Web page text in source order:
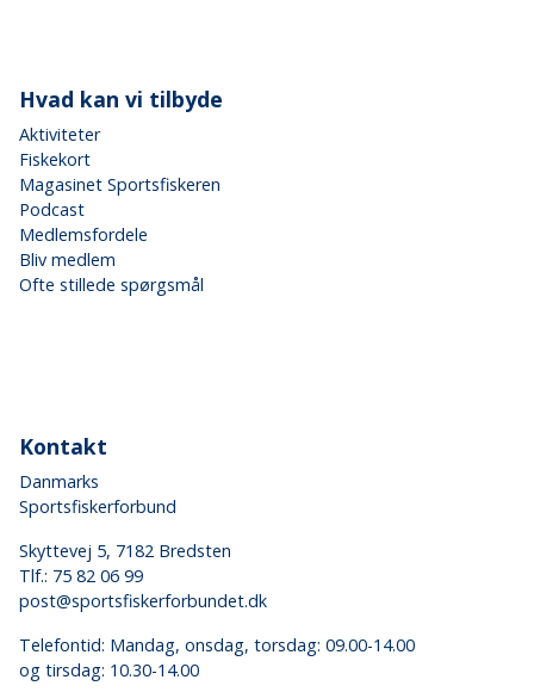
Hvad kan vi tilbyde
Aktiviteter
Fiskekort
Magasinet Sportsfiskeren
Podcast
Medlemsfordele
Bliv medlem
Ofte stillede spørgsmål
Kontakt
Danmarks
Sportsfiskerforbund
Skyttevej 5, 7182 Bredsten
Tlf.: 75 82 06 99
post@sportsfiskerforbundet.dk
Telefontid: Mandag, onsdag, torsdag: 09.00-14.00
og tirsdag: 10.30-14.00